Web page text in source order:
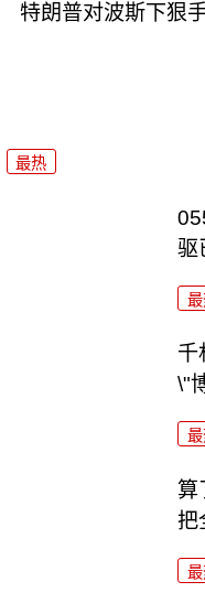
特朗普对波斯下狠
最热
驱
千
\"
算
把